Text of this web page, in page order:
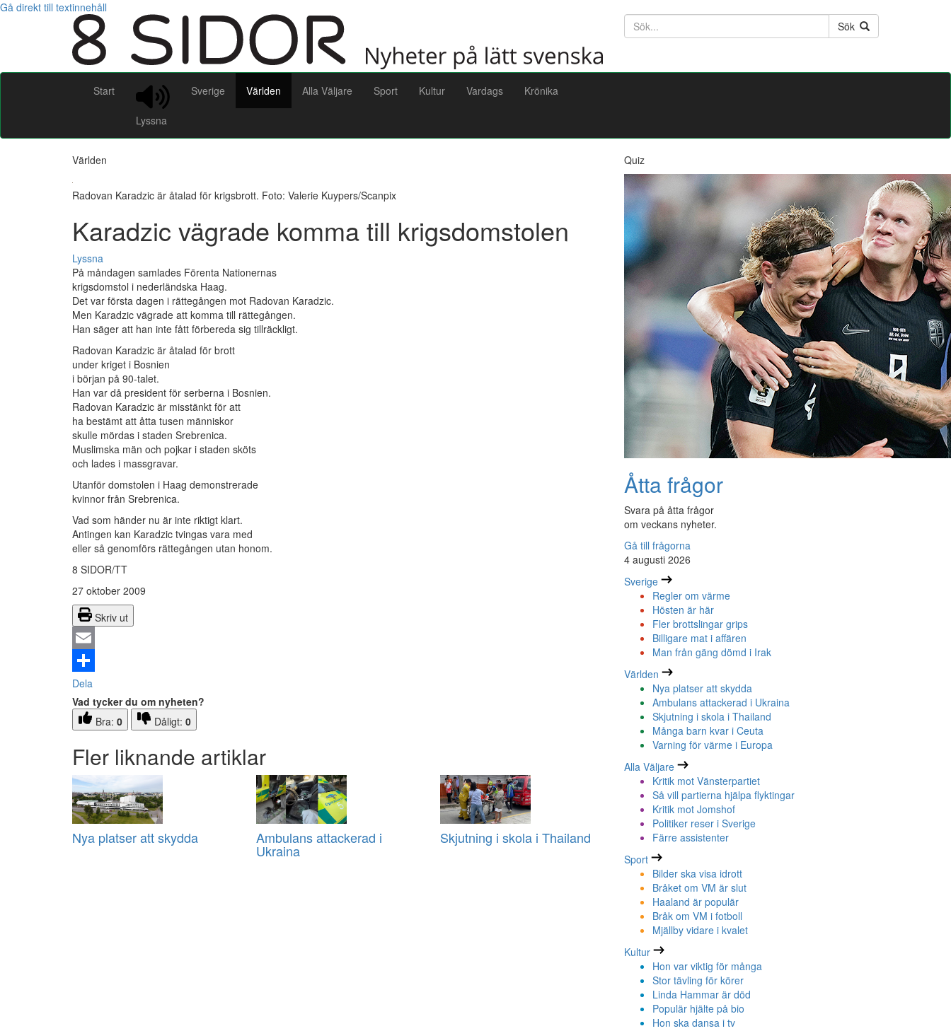
Gå direkt till textinnehåll
Söktext
Sök
Start
Lyssna
Sverige Världen Alla Väljare Sport Kultur Vardags Krönika
Världen
Radovan Karadzic är åtalad för krigsbrott. Foto: Valerie Kuypers/Scanpix
Karadzic vägrade komma till krigsdomstolen
Lyssna
På måndagen samlades Förenta Nationernas
krigsdomstol i nederländska Haag.
Det var första dagen i rättegången mot Radovan Karadzic.
Men Karadzic vägrade att komma till rättegången.
Han säger att han inte fått förbereda sig tillräckligt.
Radovan Karadzic är åtalad för brott
under kriget i Bosnien
i början på 90-talet.
Han var då president för serberna i Bosnien.
Radovan Karadzic är misstänkt för att
ha bestämt att åtta tusen människor
skulle mördas i staden Srebrenica.
Muslimska män och pojkar i staden sköts
och lades i massgravar.
Utanför domstolen i Haag demonstrerade
kvinnor från Srebrenica.
Vad som händer nu är inte riktigt klart.
Antingen kan Karadzic tvingas vara med
eller så genomförs rättegången utan honom.
8 SIDOR/TT
27 oktober 2009
Skriv ut
Email
Dela
Vad tycker du om nyheten?
Bra: 0 Dåligt: 0
Fler liknande artiklar
Nya platser att skydda Ambulans attackerad i
Ukraina
Skjutning i skola i Thailand
Quiz
Åtta frågor
Svara på åtta frågor
om veckans nyheter.
Gå till frågorna
4 augusti 2026
Sverige
Regler om värme
Hösten är här
Fler brottslingar grips
Billigare mat i affären
Man från gäng dömd i Irak
Världen
Nya platser att skydda
Ambulans attackerad i Ukraina
Skjutning i skola i Thailand
Många barn kvar i Ceuta
Varning för värme i Europa
Alla Väljare
Kritik mot Vänsterpartiet
Så vill partierna hjälpa flyktingar
Kritik mot Jomshof
Politiker reser i Sverige
Färre assistenter
Sport
Bilder ska visa idrott
Bråket om VM är slut
Haaland är populär
Bråk om VM i fotboll
Mjällby vidare i kvalet
Kultur
Hon var viktig för många
Stor tävling för körer
Linda Hammar är död
Populär hjälte på bio
Hon ska dansa i tv